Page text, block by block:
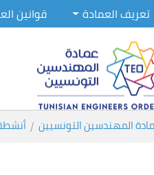
Skip
تعريف العمادة قوانين
You are
المهندسين التونسيين